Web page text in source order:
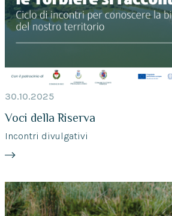
30.10.2025
Voci della Riserva
Incontri divulgativi